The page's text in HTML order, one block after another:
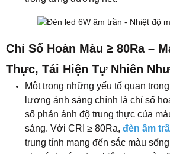
này, từng chi tiết nội thất, bức
cách tinh tế nhất.
Ánh sáng có chỉ số hoàn màu cao
nhận màu sắc chuẩn xác, tránh
gam màu – điều thường thấy ở
vậy, không gian không chỉ sáng
thẩm mỹ tự nhiên vốn có, tạo cảm
thật cho người sử dụng. Sắc sáng
tôn lên vẻ đẹp thật của từng vật